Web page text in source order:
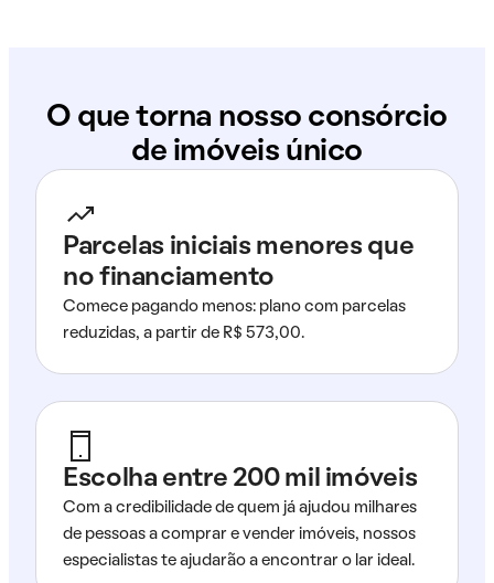
O que torna nosso consórcio
de imóveis único
Parcelas iniciais menores que
no financiamento
Comece pagando menos: plano com parcelas
reduzidas, a partir de R$ 573,00.
Escolha entre 200 mil imóveis
Com a credibilidade de quem já ajudou milhares
de pessoas a comprar e vender imóveis, nossos
especialistas te ajudarão a encontrar o lar ideal.